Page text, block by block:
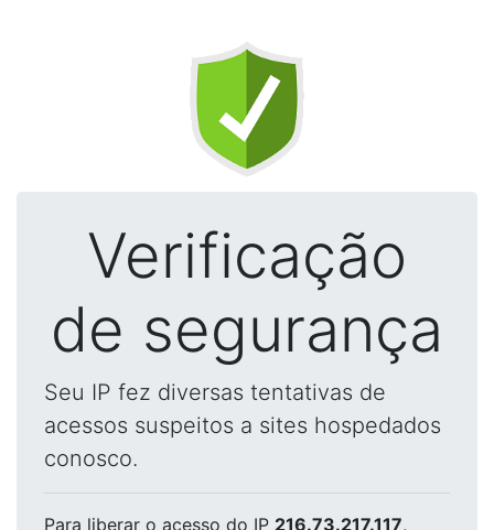
Verificação
de segurança
Seu IP fez diversas tentativas de
acessos suspeitos a sites hospedados
conosco.
Para liberar o acesso do IP 216.73.217.117,